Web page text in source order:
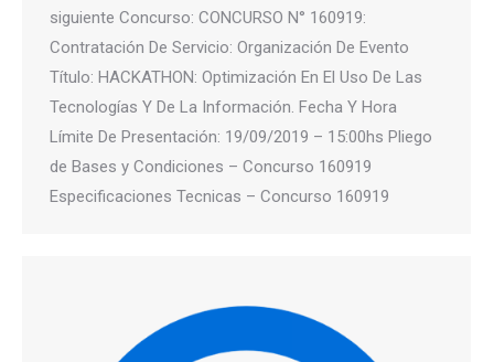
siguiente Concurso: CONCURSO N° 160919:
Contratación De Servicio: Organización De Evento
Título: HACKATHON: Optimización En El Uso De Las
Tecnologías Y De La Información. Fecha Y Hora
Límite De Presentación: 19/09/2019 – 15:00hs Pliego
de Bases y Condiciones – Concurso 160919
Especificaciones Tecnicas – Concurso 160919